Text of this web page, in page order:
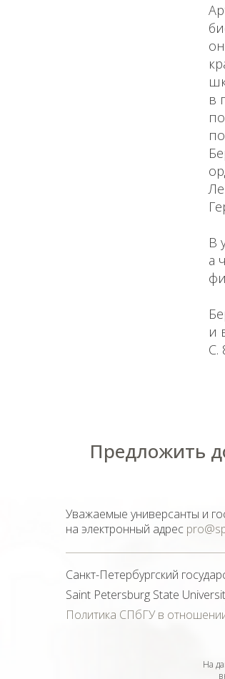
в
В
а
и
С.
Предложить
На
Политика СПбГУ в
Saint Petersburg State
Уважаемые универсанты и
на электронный адрес
Санкт-Петербургский